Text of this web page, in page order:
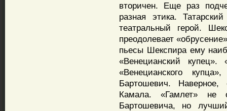
вторичен. Еще раз
разная этика.
театральный герой.
преодолевает
пьесы Шекспира ему
«Венецианский
«Венецианского
Бартошевич. Наверное,
Камала. «Гамлет» не
Бартошевича, но